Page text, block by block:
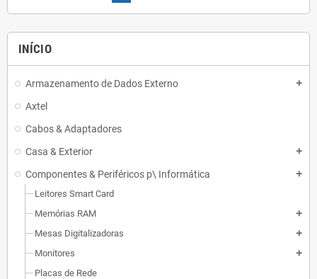
INÍCIO
Armazenamento de Dados Externo add
Axtel
Cabos & Adaptadores
Casa & Exterior
add
Componentes & Periféricos p\ Informática add
Leitores Smart Card
Memórias RAM
add
Mesas Digitalizadoras add
Monitores add
Placas de Rede